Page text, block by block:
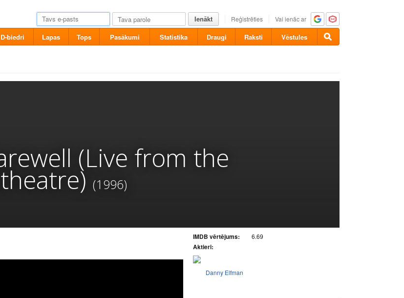
Ienākt Reģistrēties Vai ienāc ar
D-biedri Lapas Tops Pasākumi Statistika Draugi Raksti Vēstules
(Live from the
(1996)
IMDB vērtējums: 6.69
Aktieri:
Danny Elfman